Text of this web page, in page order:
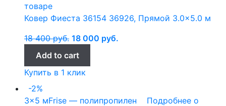
товаре
Ковер Фиеста 36154 36926, Прямой 3.0×5.0 м
18 400руб. 18 000 руб.
Add to cart
Купить в 1 клик
-2%
3x5 мFrise — полипропилен
Подробнее о